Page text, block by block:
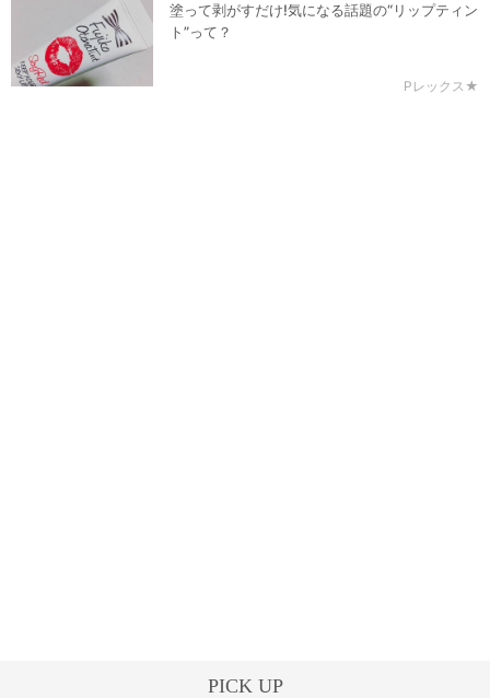
塗って剥がすだけ!気になる話題の“リップティン
ト”って？
Pレックス★
PICK UP